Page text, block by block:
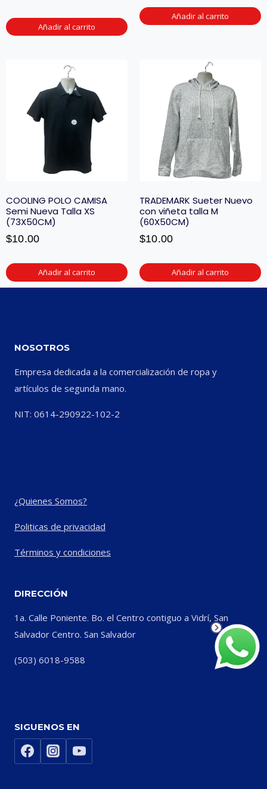
Añadir al carrito
Añadir al carrito
COOLING POLO CAMISA
Semi Nueva Talla XS
(73X50CM)
$10.00
Añadir al carrito
TRADEMARK Sueter Nuevo
con viñeta talla M
(60X50CM)
$10.00
Añadir al carrito
NOSOTROS
Empresa dedicada a la comercialización de ropa y
artículos de segunda mano.
NIT: 0614-290922-102-2
¿Quienes Somos?
Politicas de privacidad
Términos y condiciones
DIRECCIÓN
1a. Calle Poniente. Bo. el Centro contiguo a Vidrí, San
Salvador Centro. San Salvador
(503) 6018-9588
SIGUENOS EN